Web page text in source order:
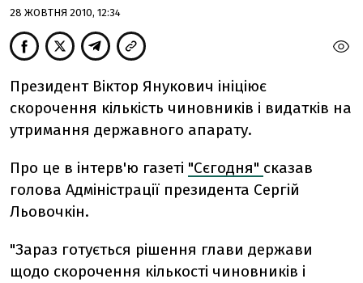
28 ЖОВТНЯ 2010, 12:34
Президент Віктор Янукович ініціює
скорочення кількість чиновників і видатків на
утримання державного апарату.
Про це в інтерв'ю газеті "Сєгодня" сказав
голова Адміністрації президента Сергій
Льовочкін.
"Зараз готується рішення глави держави
щодо скорочення кількості чиновників і